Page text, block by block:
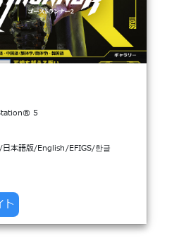
5
本語版/English/EFIGS/한글
ト